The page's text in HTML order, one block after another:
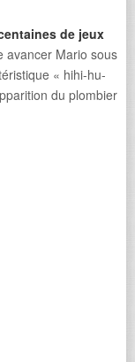
de jeux
avancer Mario sous
« hihi-hu-
du plombier